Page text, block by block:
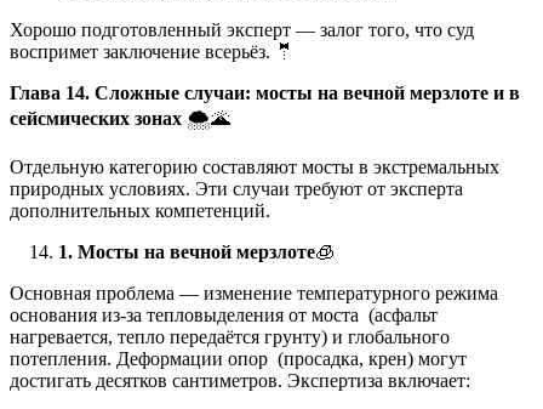
Хорошо подготовленный эксперт — залог того, что суд
воспримет заключение всерьёз. 🤵
Глава 14. Сложные случаи: мосты на вечной мерзлоте и в
сейсмических зонах 🌨️🌋
Отдельную категорию составляют мосты в экстремальных
природных условиях. Эти случаи требуют от эксперта
дополнительных компетенций.
1. Мосты на вечной мерзлоте🧊
Основная проблема — изменение температурного режима
основания из-за тепловыделения от моста (асфальт
нагревается, тепло передаётся грунту) и глобального
потепления. Деформации опор (просадка, крен) могут
достигать десятков сантиметров. Экспертиза включает: